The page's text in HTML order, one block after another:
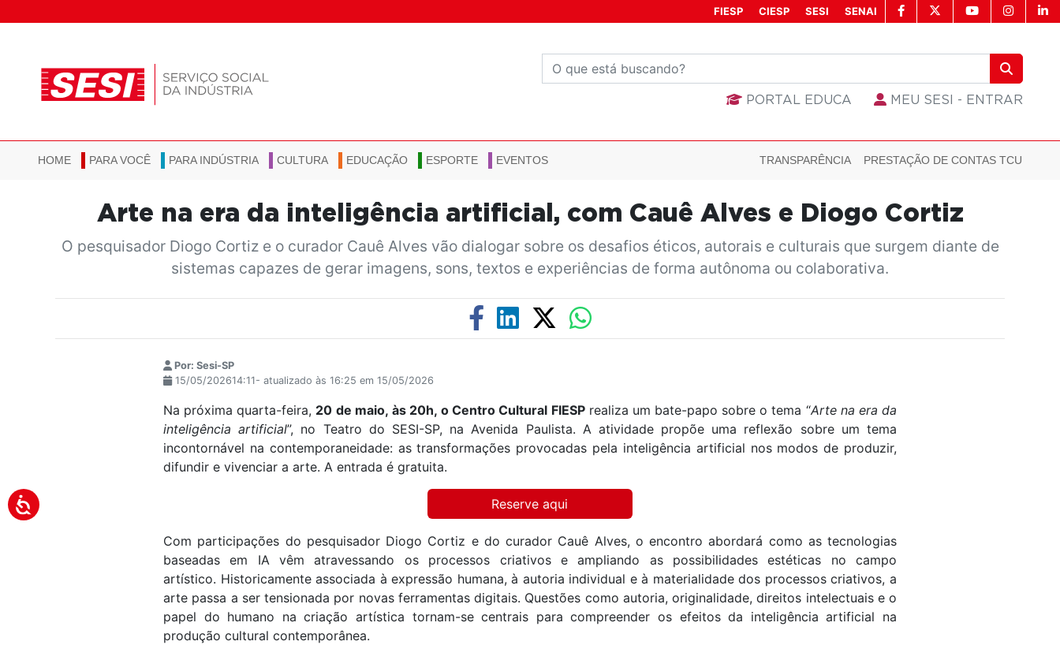
FIESP CIESP SESI SENAI
PORTAL EDUCA MEU SESI - ENTRAR
HOME PARA VOCÊ PARA INDÚSTRIA CULTURA EDUCAÇÃO ESPORTE EVENTOS TRANSPARÊNCIA PRESTAÇÃO DE CONTAS TCU
Arte na era da inteligência artificial, com Cauê Alves e Diogo Cortiz
O pesquisador Diogo Cortiz e o curador Cauê Alves vão dialogar sobre os desafios éticos, autorais e culturais que surgem diante de
sistemas capazes de gerar imagens, sons, textos e experiências de forma autônoma ou colaborativa.
Por: Sesi-SP
15/05/202614:11- atualizado às 16:25 em 15/05/2026
Na próxima quarta-feira, 20 de maio, às 20h, o Centro Cultural FIESPrealiza um bate-papo sobre o tema “Arte na era da
inteligência artificial”, no Teatro do SESI-SP, na Avenida Paulista. A atividade propõe uma reflexão sobre um tema
incontornável na contemporaneidade: as transformações provocadas pela inteligência artificial nos modos de produzir,
difundir e vivenciar a arte. A entrada é gratuita.
Reserve aqui
Com participações do pesquisador Diogo Cortiz e do curador Cauê Alves, o encontro abordará como as tecnologias
baseadas em IA vêm atravessando os processos criativos e ampliando as possibilidades estéticas no campo
artístico. Historicamente associada à expressão humana, à autoria individual e à materialidade dos processos criativos, a
arte passa a ser tensionada por novas ferramentas digitais. Questões como autoria, originalidade, direitos intelectuais e o
papel do humano na criação artística tornam-se centrais para compreender os efeitos da inteligência artificial na
produção cultural contemporânea.